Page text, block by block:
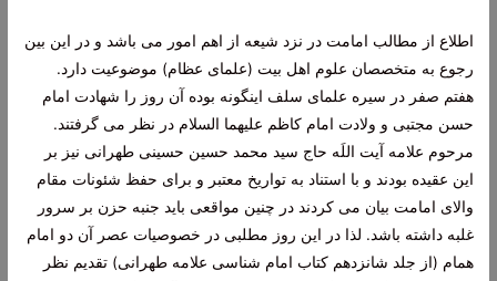
اطلاع از مطالب امامت در نزد شیعه از اهم امور می باشد و در این بین
رجوع به متخصصان علوم اهل بیت (علمای عظام) موضوعیت دارد.
هفتم صفر در سیره علمای سلف اینگونه بوده آن روز را شهادت امام
حسن مجتبی و ولادت امام کاظم علیهما السلام در نظر می گرفتند.
مرحوم علامه آیت اللَه حاج سید محمد حسین حسینی طهرانی نیز بر
این عقیده بودند و با استناد به تواریخ معتبر و برای حفظ شئونات مقام
والای امامت بیان می کردند در چنین مواقعی باید جنبه حزن بر سرور
غلبه داشته باشد. لذا در این روز مطلبی در خصوصیات عصر آن دو امام
همام (از جلد شانزدهم کتاب امام شناسی علامه طهرانی) تقدیم نظر